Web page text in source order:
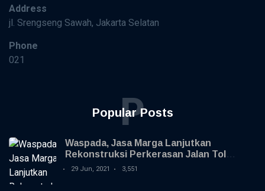
Address
jl. Srengseng Sawah, Jakarta Selatan
Phone
021
Popular Posts
P
Waspada, Jasa Marga Lanjutkan
Rekonstruksi Perkerasan Jalan Tol
Jagorawi
29 Jun, 2021 3,551